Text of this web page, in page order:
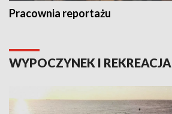
Pracownia reportażu
WYPOCZYNEK I REKREACJA